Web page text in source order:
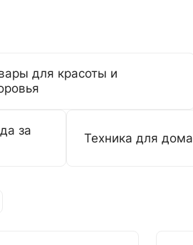
для красоты и
за
Техника для дома